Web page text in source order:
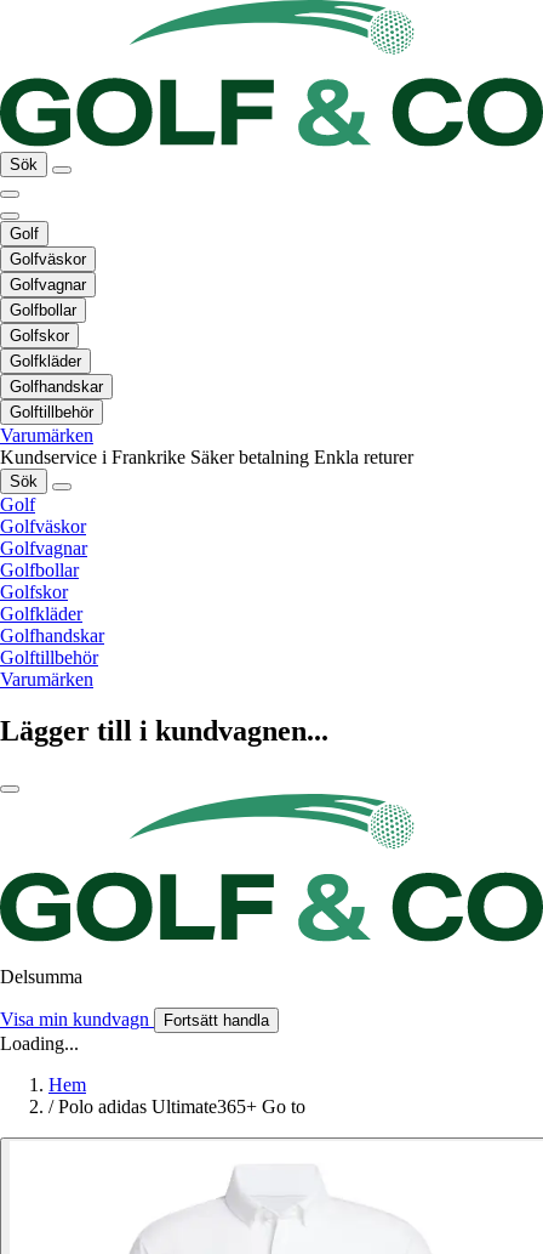
Sök
Golf
Golfväskor
Golfvagnar
Golfbollar
Golfskor
Golfkläder
Golfhandskar
Golftillbehör
Varumärken
Kundservice i Frankrike Säker betalning Enkla returer
Sök
Golf
Golfväskor
Golfvagnar
Golfbollar
Golfskor
Golfkläder
Golfhandskar
Golftillbehör
Varumärken
Lägger till i kundvagnen...
Delsumma
Visa min kundvagn Fortsätt handla
Loading...
Hem
/ Polo adidas Ultimate365+ Go to